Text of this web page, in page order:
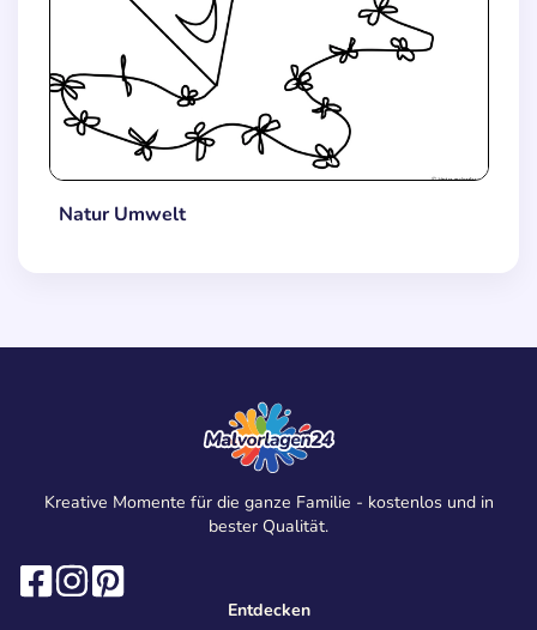
Natur Umwelt
Kreative Momente für die ganze Familie - kostenlos und in
bester Qualität.
Entdecken